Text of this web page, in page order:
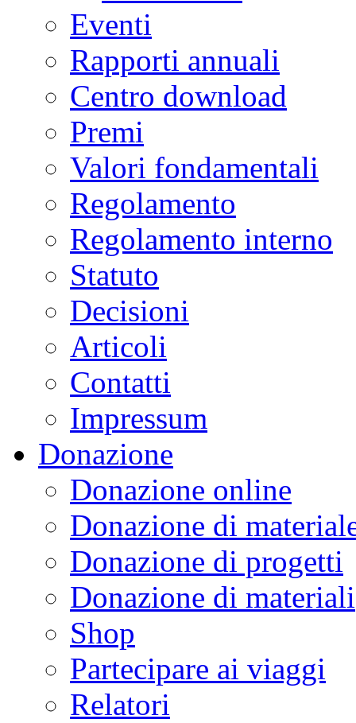
Eventi
Rapporti annuali
Centro download
Premi
Valori fondamentali
Regolamento
Regolamento interno
Statuto
Decisioni
Articoli
Contatti
Impressum
Donazione
Donazione online
Donazione di
Donazione di progetti
Donazione di materiali
Shop
Partecipare ai viaggi
Relatori